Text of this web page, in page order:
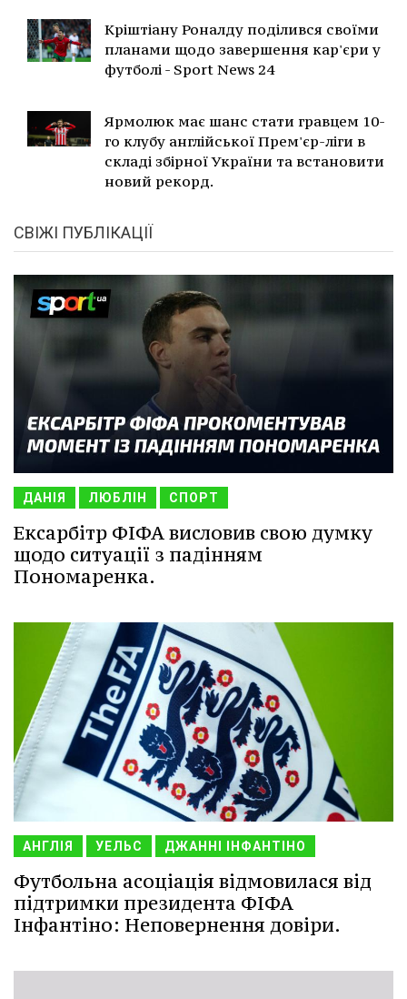
Кріштіану Роналду поділився своїми
планами щодо завершення кар'єри у
футболі - Sport News 24
Ярмолюк має шанс стати гравцем 10-
го клубу англійської Прем'єр-ліги в
складі збірної України та встановити
новий рекорд.
СВІЖІ ПУБЛІКАЦІЇ
ДАНІЯ ЛЮБЛІН СПОРТ
Ексарбітр ФІФА висловив свою думку
щодо ситуації з падінням
Пономаренка.
АНГЛІЯ УЕЛЬС ДЖАННІ ІНФАНТІНО
Футбольна асоціація відмовилася від
підтримки президента ФІФА
Інфантіно: Неповернення довіри.